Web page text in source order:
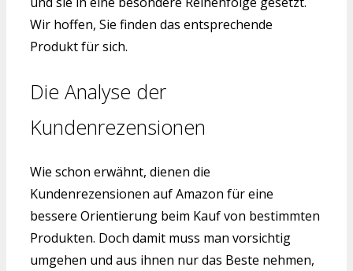
Wir hoffen, Sie finden das entsprechende
Produkt für sich.
Die Analyse der
Kundenrezensionen
Wie schon erwähnt, dienen die
Kundenrezensionen auf Amazon für eine
bessere Orientierung beim Kauf von bestimmten
Produkten. Doch damit muss man vorsichtig
umgehen und aus ihnen nur das Beste nehmen,